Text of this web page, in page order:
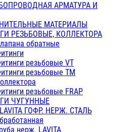
АРМАТУРА И
МАТЕРИАЛЫ
РЕЗЬБОВЫЕ, КОЛЛЕКТОРА
обратные
резьбовые VT
резьбовые ТМ
резьбовые FRAP
ЧУГУННЫЕ
ГОФР. НЕРЖ. СТАЛЬ
нерж. LAVITA